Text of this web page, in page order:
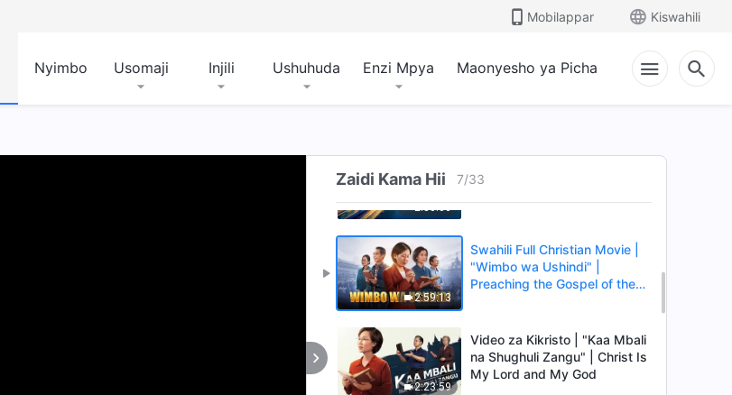
Mobilappar Kiswahili
Nyimbo Usomaji Injili Ushuhuda Enzi Mpya Maonyesho ya Picha
Zaidi Kama Hii 7/33
Inukeni, Wale Msiokubali
Kuonekana Kwa Mwenyezi
Mungu na Kazi Yake: Historia
2:30:06
Filamu za Injili | "Nimewahi
Treni ya Mwisho" | Entering
2:59:13
Swahili Full Christian Movie |
"Wimbo wa Ushindi" |
Preaching the Gospel of the
2:23:59
Video za Kikristo | "Kaa Mbali
na Shughuli Zangu" | Christ Is
My Lord and My God